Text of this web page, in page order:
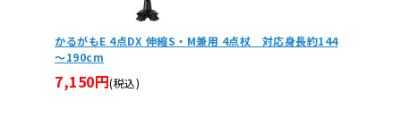
かるがもE 4点DX 伸縮S・M兼用 4点杖 対応身長約144
～190cm
7,150円(税込)